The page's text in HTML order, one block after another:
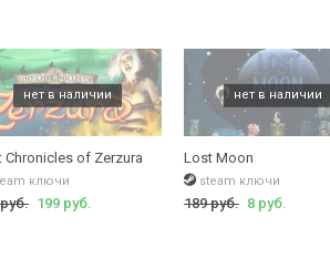
"Активация".
Chronicles of Zerzura
ключи
199 руб.
Lost Moon
steam ключи
189 руб. 8 руб.